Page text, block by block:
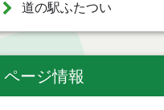
道の駅ふたつい
ページ情報